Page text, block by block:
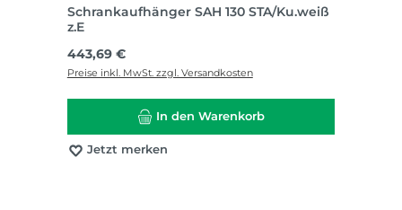
Schrankaufhänger SAH 130 STA/Ku.weiß
z.E
Regulärer Preis:
443,69 €
Preise inkl. MwSt. zzgl. Versandkosten
In den Warenkorb
Jetzt merken